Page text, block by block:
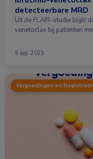
detecteerbare MRD
Uit de FLAIR-studie blijkt
venetoclax bij patiënten
9 sep. 2025
Vergoedingen en